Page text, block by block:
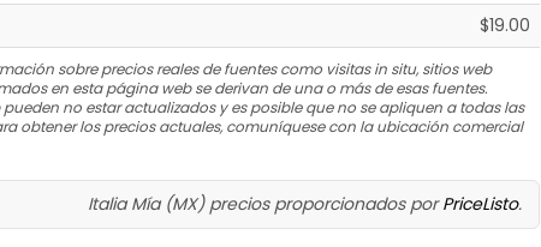
$19.00
sobre precios reales de fuentes como visitas in situ, sitios web
en esta página web se derivan de una o más de esas fuentes.
no estar actualizados y es posible que no se apliquen a todas las
obtener los precios actuales, comuníquese con la ubicación comercial
Italia Mía (MX) precios proporcionados porPriceListo.